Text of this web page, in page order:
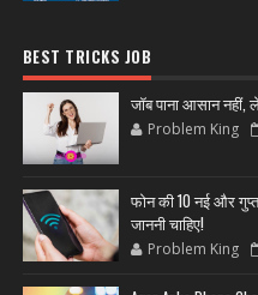
BEST TRICKS JOB
जॉब पाना आसान नहीं,
Problem King
फोन की 10 नई और
जाननी चाहिए!
Problem King